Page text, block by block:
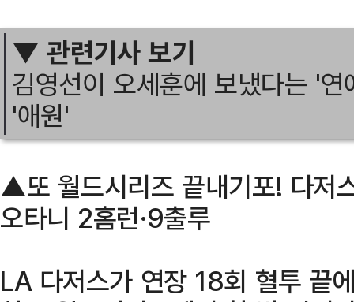
▼ 관련기사 보기
김영선이 오세훈에 보냈다는 '
'애원'
▲또 월드시리즈 끝내기포! 다저
오타니 2홈런·9출루
LA 다저스가 연장 18회 혈투 끝